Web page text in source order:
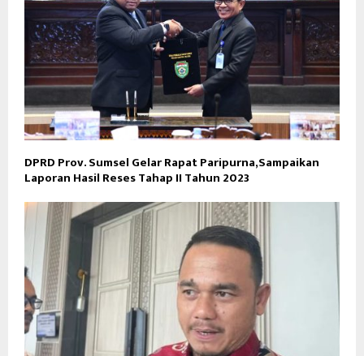
DPRD Prov. Sumsel Gelar Rapat Paripurna,Sampaikan
Laporan Hasil Reses Tahap II Tahun 2023